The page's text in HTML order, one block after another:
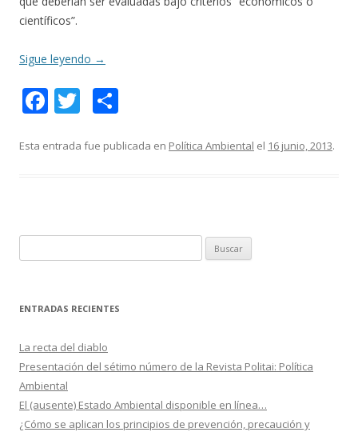
científicos”.
Sigue leyendo →
F
e
o
k
T
itt m
ti
r
Esta entrada fue publicada en Política Ambiental el 16 junio, 2013.
u
c
r
:
ENTRADAS RECIENTES
La recta del diablo
Presentación del sétimo número de la Revista Politai: Política
Ambiental
El (ausente) Estado Ambiental disponible en línea…
¿Cómo se aplican los principios de prevención, precaución y